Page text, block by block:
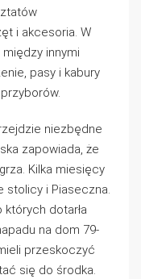
i akcesoria. W
innymi
pasy i kabury
niezbędne
zapowiada, że
Kilka miesięcy
stolicy i Piaseczna.
których dotarła
na dom 79-
przeskoczyć
się do środka.